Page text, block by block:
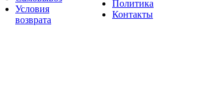
Условия
возврата
Политика
Контакты